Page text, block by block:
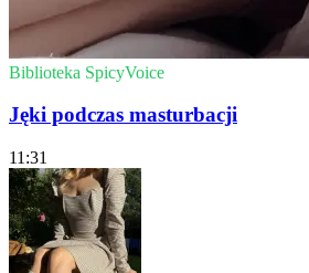
Biblioteka SpicyVoice
Jęki podczas masturbacji
11:31